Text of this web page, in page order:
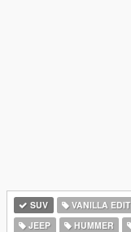
SUV VANILLA EDIT
JEEP
HUMMER